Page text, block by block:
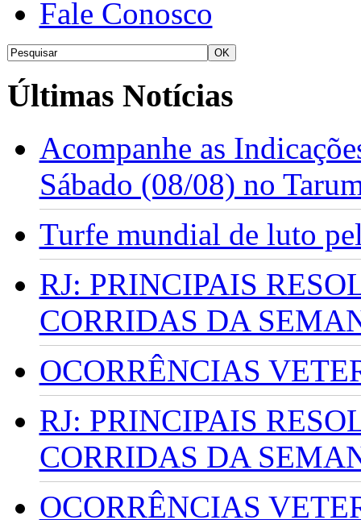
Fale Conosco
Últimas Notícias
Acompanhe as
Sábado (08/08) no
Turfe mundial de luto
RJ: PRINCIPAIS
CORRIDAS DA
OCORRÊNCIAS
RJ: PRINCIPAIS
CORRIDAS DA
OCORRÊNCIAS